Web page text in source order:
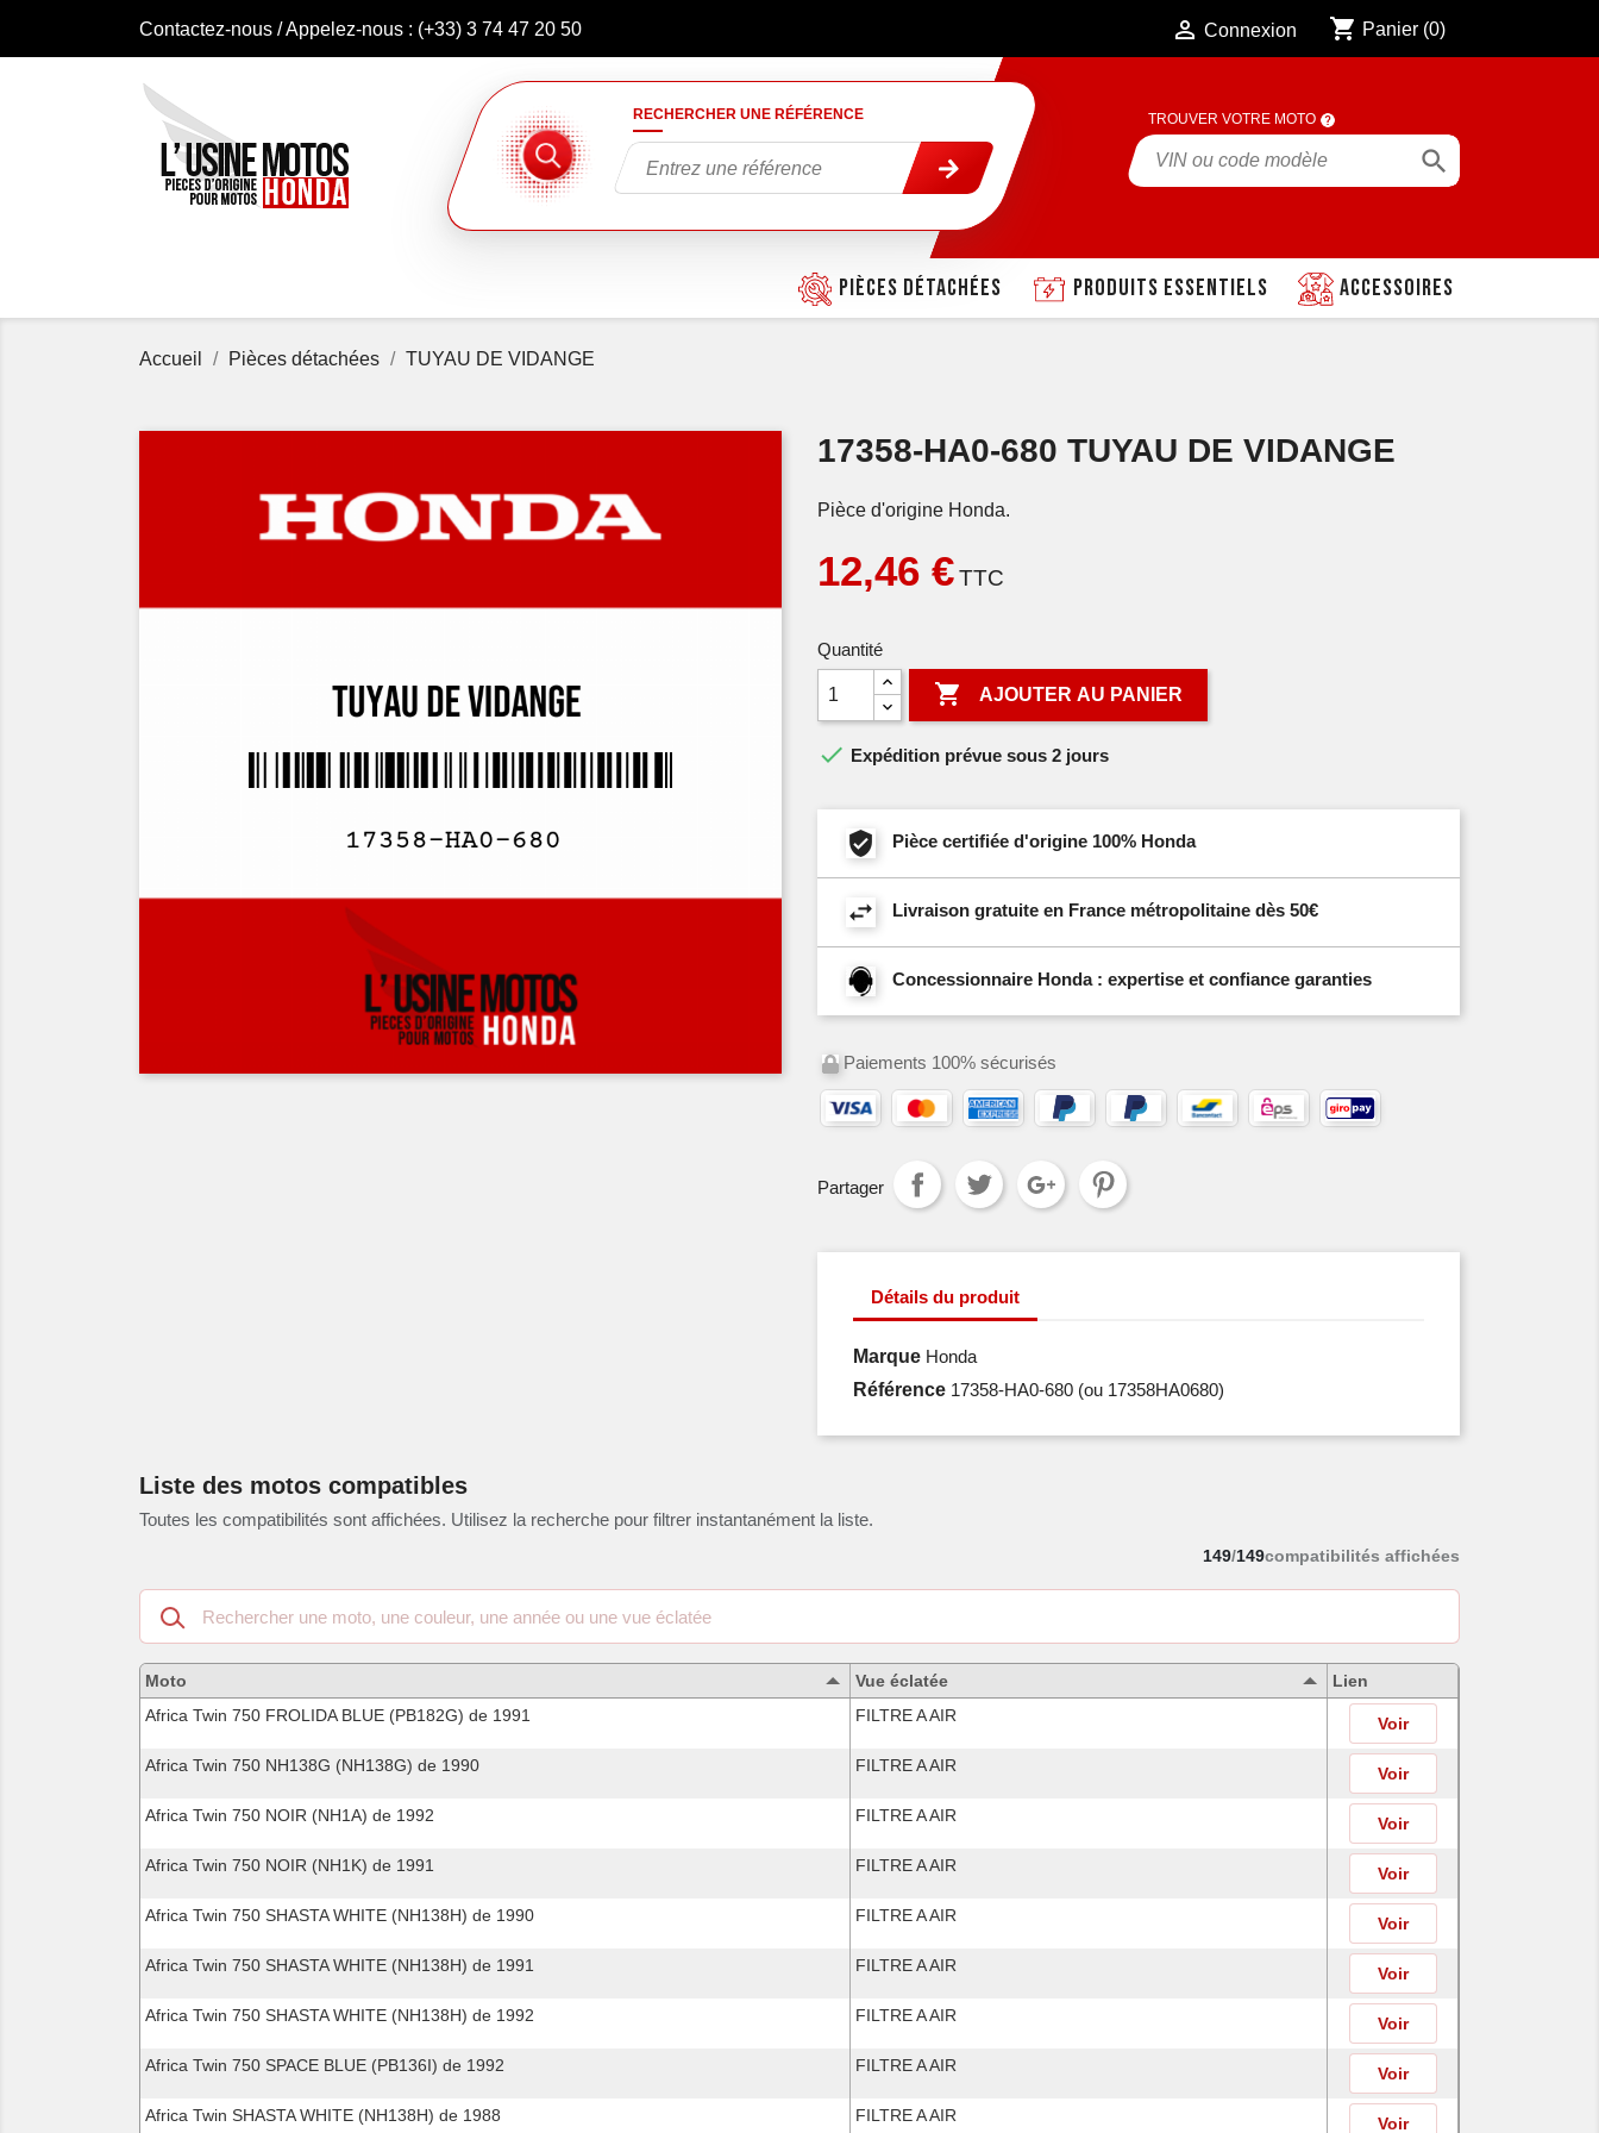
Contactez-nous / Appelez-nous : (+33) 3 74 47 20 50  Connexion shopping_cart Panier (0)
RECHERCHER UNE RÉFÉRENCE TROUVER VOTRE MOTO

Accessoires
Produits essentiels
Pièces détachées
Accueil Pièces détachées TUYAU DE VIDANGE
17358-HA0-680 TUYAU DE VIDANGE
Pièce d'origine Honda.
12,46 €TTC
Quantité
 AJOUTER AU PANIER
 Expédition prévue sous 2 jours
Pièce certifiée d'origine 100% Honda
Livraison gratuite en France métropolitaine dès 50€
Concessionnaire Honda : expertise et confiance garanties
Paiements 100% sécurisés
Partager
Détails du produit
Marque Honda
Référence 17358-HA0-680 (ou 17358HA0680)
Liste des motos compatibles
Toutes les compatibilités sont affichées. Utilisez la recherche pour filtrer instantanément la liste.
149/149compatibilités affichées
Recherche
dans
les
motos
compatibles
Moto Vue éclatée
Lien
Africa Twin 750 FROLIDA BLUE (PB182G) de 1991
FILTRE A AIR Voir
Africa Twin 750 NH138G (NH138G) de 1990 FILTRE A AIR Voir
Africa Twin 750 NOIR (NH1A) de 1992 FILTRE A AIR Voir
Africa Twin 750 NOIR (NH1K) de 1991 FILTRE A AIR Voir
Africa Twin 750 SHASTA WHITE (NH138H) de 1990 FILTRE A AIR Voir
Africa Twin 750 SHASTA WHITE (NH138H) de 1991 FILTRE A AIR Voir
Africa Twin 750 SHASTA WHITE (NH138H) de 1992 FILTRE A AIR Voir
Africa Twin 750 SPACE BLUE (PB136I) de 1992 FILTRE A AIR Voir
Africa Twin SHASTA WHITE (NH138H) de 1988 FILTRE A AIR Voir